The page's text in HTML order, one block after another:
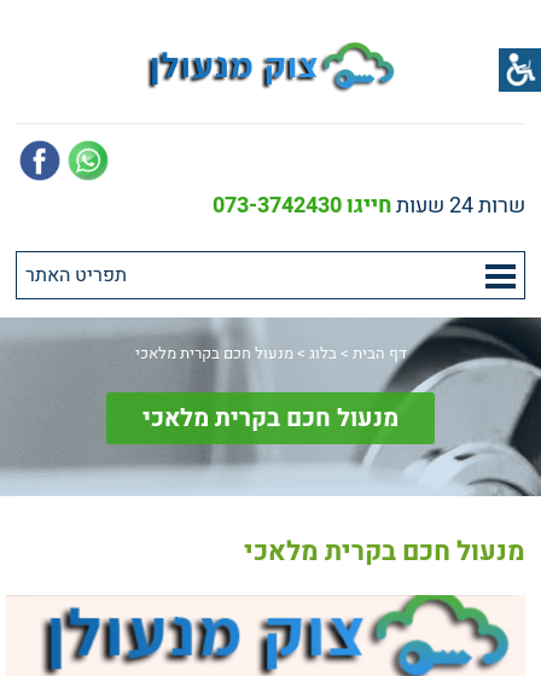
שרות 24 שעות חייגו 073-3742430
דף הבית >בלוג >מנעול חכם בקרית מלאכי
מנעול חכם בקרית מלאכי
מנעול חכם בקרית מלאכי